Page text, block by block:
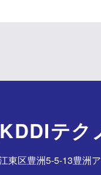
テク
東区豊洲5-5-13豊洲